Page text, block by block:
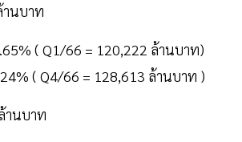
านบาท
( Q1/66 = 120,222 ล้านบาท)
( Q4/66 = 128,613 ล้านบาท )
านบาท